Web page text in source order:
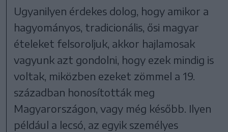
Ugyanilyen érdekes dolog, hogy amikor a
hagyományos, tradicionális, ősi magyar
ételeket felsoroljuk, akkor hajlamosak
vagyunk azt gondolni, hogy ezek mindig is
voltak, miközben ezeket zömmel a 19.
században honosították meg
Magyarországon, vagy még később. Ilyen
például a lecsó, az egyik személyes